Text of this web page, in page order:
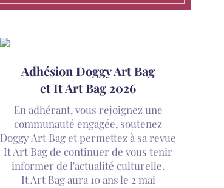
Adhésion Doggy Art Bag
et It Art Bag 2026
En adhérant, vous rejoignez une
communauté engagée, soutenez
Doggy Art Bag et permettez à sa revue
It Art Bag de continuer de vous tenir
informer de l'actualité culturelle.
It Art Bag aura 10 ans le 2 mai